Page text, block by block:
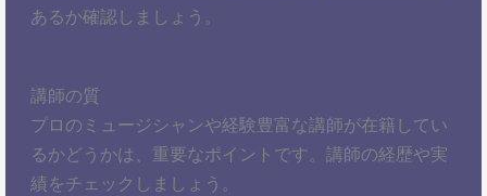
あるか確認しましょう。
講師の質
プロのミュージシャンや経験豊富な講師が在籍してい
るかどうかは、重要なポイントです。講師の経歴や実
績をチェックしましょう。